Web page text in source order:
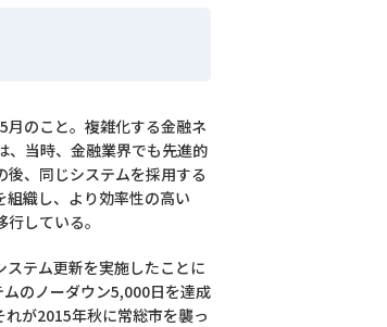
月のこと。複雑化する金融ネ
、当時、金融業界でも先進的
、同じシステムを採用する
織し、より効率性の高い
している。
テム更新を実施したことに
のノーダウン5,000日を達成
が2015年秋に常総市を襲っ